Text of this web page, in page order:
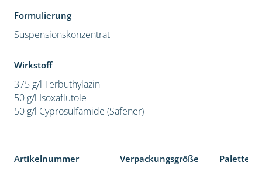
Formulierung
Suspensionskonzentrat
Wirkstoff
375 g/l Terbuthylazin
50 g/l Isoxaflutole
50 g/l Cyprosulfamide (Safener)
Artikelnummer Verpackungsgröße